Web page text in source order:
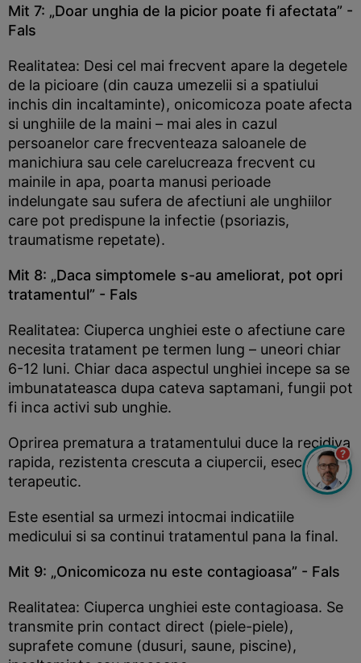
Mit 7: „Doar unghia de la picior poate fi afectata” -
Fals
Realitatea: Desi cel mai frecvent apare la degetele
de la picioare (din cauza umezelii si a spatiului
inchis din incaltaminte), onicomicoza poate afecta
si unghiile de la maini – mai ales in cazul
persoanelor care frecventeaza saloanele de
manichiura sau cele carelucreaza frecvent cu
mainile in apa, poarta manusi perioade
indelungate sau sufera de afectiuni ale unghiilor
care pot predispune la infectie (psoriazis,
traumatisme repetate).
Mit 8: „Daca simptomele s-au ameliorat, pot opri
tratamentul” - Fals
Realitatea: Ciuperca unghiei este o afectiune care
necesita tratament pe termen lung – uneori chiar
6-12 luni. Chiar daca aspectul unghiei incepe sa se
imbunatateasca dupa cateva saptamani, fungii pot
fi inca activi sub unghie.
Oprirea prematura a tratamentului duce la recidiva
rapida, rezistenta crescuta a ciupercii, esec
terapeutic.
Este esential sa urmezi intocmai indicatiile
medicului si sa continui tratamentul pana la final.
Mit 9: „Onicomicoza nu este contagioasa” - Fals
Realitatea: Ciuperca unghiei este contagioasa. Se
transmite prin contact direct (piele-piele),
suprafete comune (dusuri, saune, piscine),
?